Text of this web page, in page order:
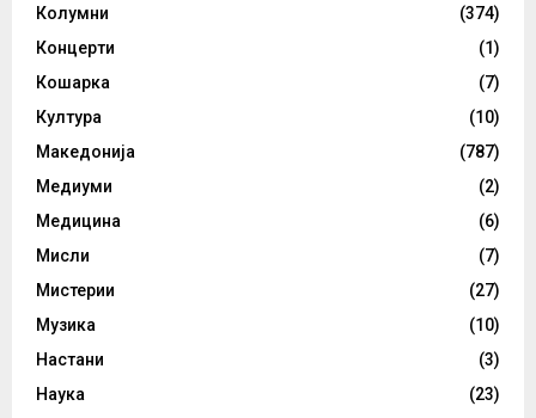
Колумни
(374)
Концерти
(1)
Кошарка
(7)
Култура
(10)
Македонија
(787)
Медиуми
(2)
Медицина
(6)
Мисли
(7)
Мистерии
(27)
Музика
(10)
Настани
(3)
Наука
(23)